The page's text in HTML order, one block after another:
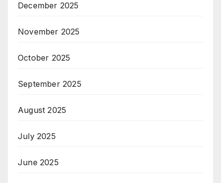
December 2025
November 2025
October 2025
September 2025
August 2025
July 2025
June 2025